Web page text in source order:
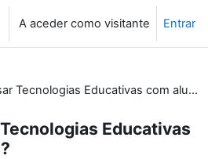
A aceder como visitante Entrar
Como usar Tecnologias Educativas com alunos?
Educativas